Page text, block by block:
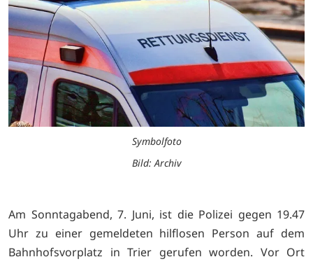
Symbolfoto
Bild: Archiv
Am Sonntagabend, 7. Juni, ist die Polizei gegen 19.47
Uhr zu einer gemeldeten hilflosen Person auf dem
Bahnhofsvorplatz in Trier gerufen worden. Vor Ort